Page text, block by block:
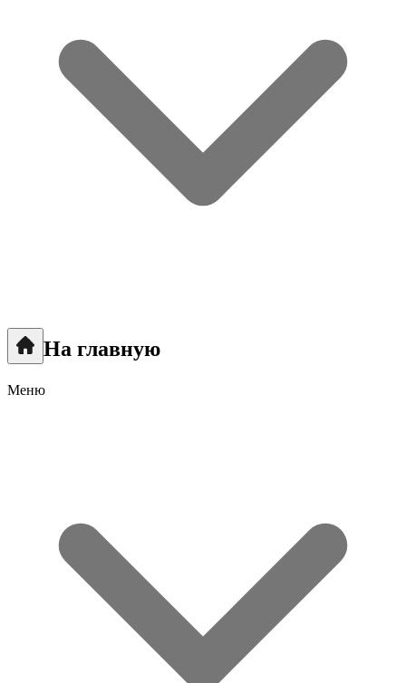
На главную
Меню